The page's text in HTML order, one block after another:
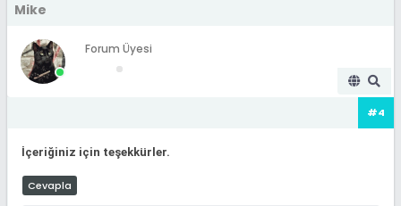
Mike
Forum Üyesi
#4
İçeriğiniz için teşekkürler.
Cevapla